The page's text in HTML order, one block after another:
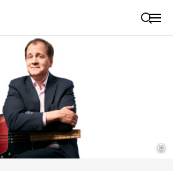
Wegbeschreibung erhalten
©